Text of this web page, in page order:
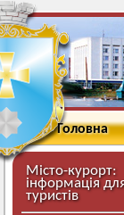
Головна
Місто-курорт:
інформація
туристів